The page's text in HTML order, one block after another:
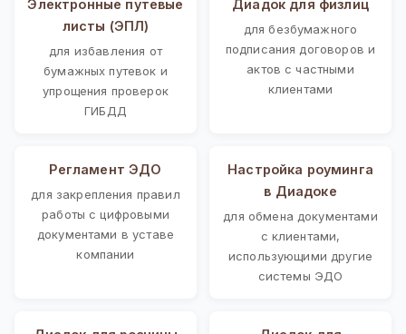
Электронные путевые
листы (ЭПЛ)
для избавления от
бумажных путевок и
упрощения проверок
ГИБДД
Диадок для физлиц
для безбумажного
подписания договоров и
актов с частными
клиентами
Регламент ЭДО
для закрепления правил
работы с цифровыми
документами в уставе
компании
Настройка роуминга
в Диадоке
для обмена документами
с клиентами,
использующими другие
системы ЭДО